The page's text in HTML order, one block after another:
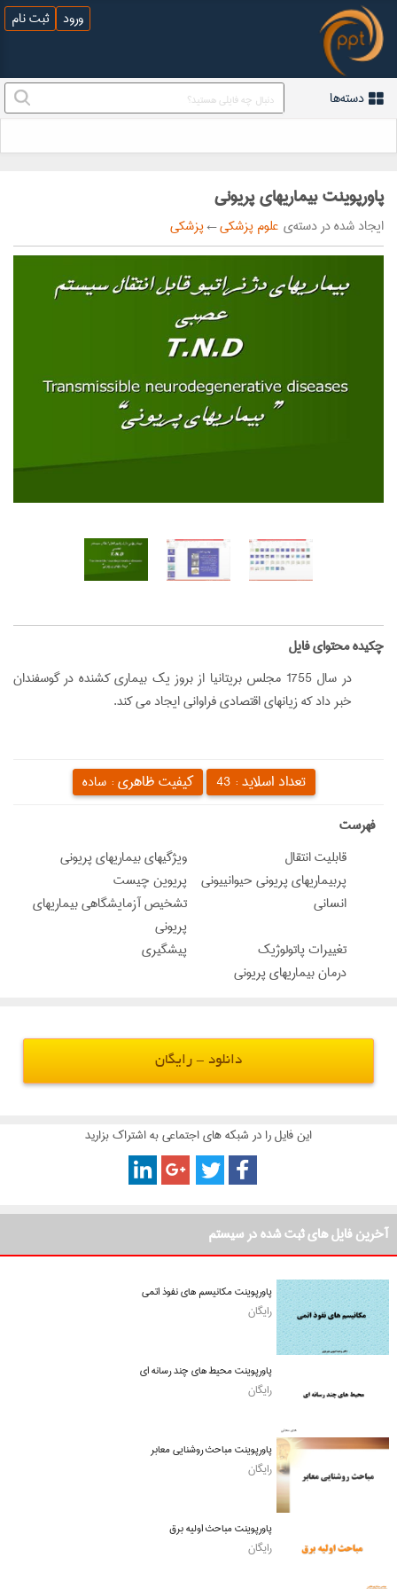
ورود ثبت نام
دسته‌ها
پاورپوینت بيماريهاي پريوني
ایجاد شده در دسته‌ی علوم پزشکی←پزشکی
‌چکیده محتوای فایل
در سال 1755 مجلس بريتانيا از بروز يك بيماري كشنده در گوسفندان
خبر داد كه زيانهاي اقتصادي فراواني ايجاد مي كند.
کیفیت ظاهری : ساده تعداد اسلاید : 43
‌فهرست
قابليت انتقال
ويژگيهاي بيماريهاي پريوني
پربيماريهاي پريوني حيوانييوني
انساني
پریوین چیست
تشخیص آزمایشگاهی بیماریهای
پریونی
تغییرات پاتولوژیک
پیشگیری
درمان بیماریهای پریونی
دانلود - رایگان
این فایل را در شبکه های اجتماعی به اشتراک بزارید
آخرین فایل های ثبت شده در سیستم
پاورپوینت مکانیسم های نفوذ اتمی
رایگان
پاورپوینت محیط های چند رسانه ای
رایگان
پاورپوینت مباحث روشنایی معابر
رایگان
پاورپوینت مباحث اولیه برق
رایگان